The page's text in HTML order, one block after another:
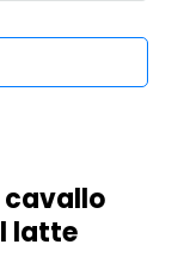
cavallo
latte